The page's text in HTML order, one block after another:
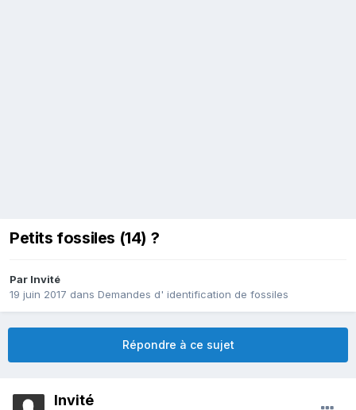
Petits fossiles (14) ?
Par Invité
19 juin 2017 dans Demandes d' identification de fossiles
Répondre à ce sujet
Invité